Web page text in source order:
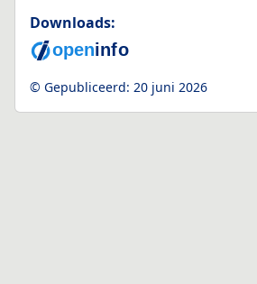
Downloads:
© Gepubliceerd: 20 juni 2026